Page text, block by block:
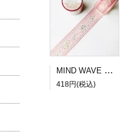
MIND WAVE SUGARIA tape Classy 30mm幅３
418円(税込)